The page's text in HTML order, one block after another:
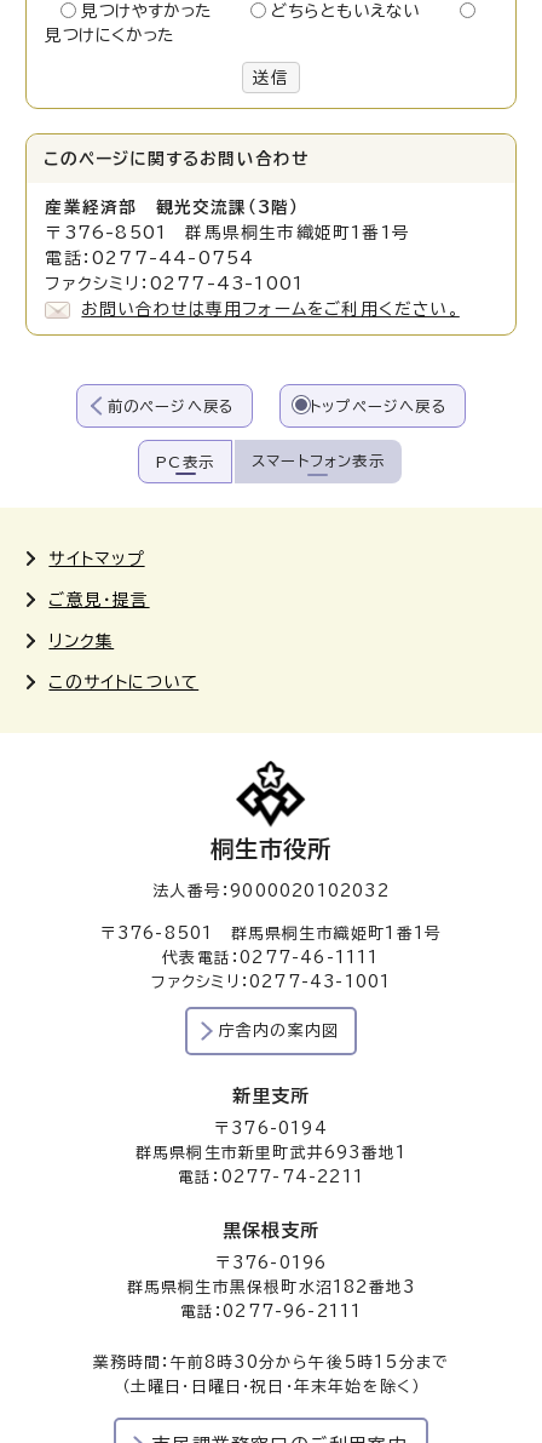
見つけやすかった
どちらともいえない
見つけにくかった
送信
このページに関する お問い合わせ
産業経済部 観光交流課（3階）
〒376-8501 群馬県桐生市織姫町1番1号
電話：0277-44-0754
ファクシミリ：0277-43-1001
お問い合わせは専用フォームをご利用ください。
前のページへ戻る トップページへ戻る
PC表示 スマートフォン表示
サイトマップ
ご意見・提言
リンク集
このサイトについて
桐生市役所
法人番号：9000020102032
〒376-8501 群馬県桐生市織姫町1番1号
代表電話：0277-46-1111
ファクシミリ：0277-43-1001
庁舎内の案内図
新里支所
〒376-0194
群馬県桐生市新里町武井693番地1
電話：0277-74-2211
黒保根支所
〒376-0196
群馬県桐生市黒保根町水沼182番地3
電話：0277-96-2111
業務時間：午前8時30分から午後5時15分まで
（土曜日・日曜日・祝日・年末年始を除く）